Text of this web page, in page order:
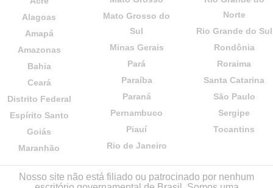
Alagoas
Amapá
Amazonas
Bahia
Ceará
Distrito Federal
Espírito Santo
Goiás
Maranhão
Mato Grosso do
Sul
Minas Gerais
Pará
Paraíba
Paraná
Pernambuco
Piauí
Rio de Janeiro
Norte
Rio Grande do Sul
Rondônia
Roraima
Santa Catarina
São Paulo
Sergipe
Tocantins
Nosso site não está filiado ou patrocinado por nenhum